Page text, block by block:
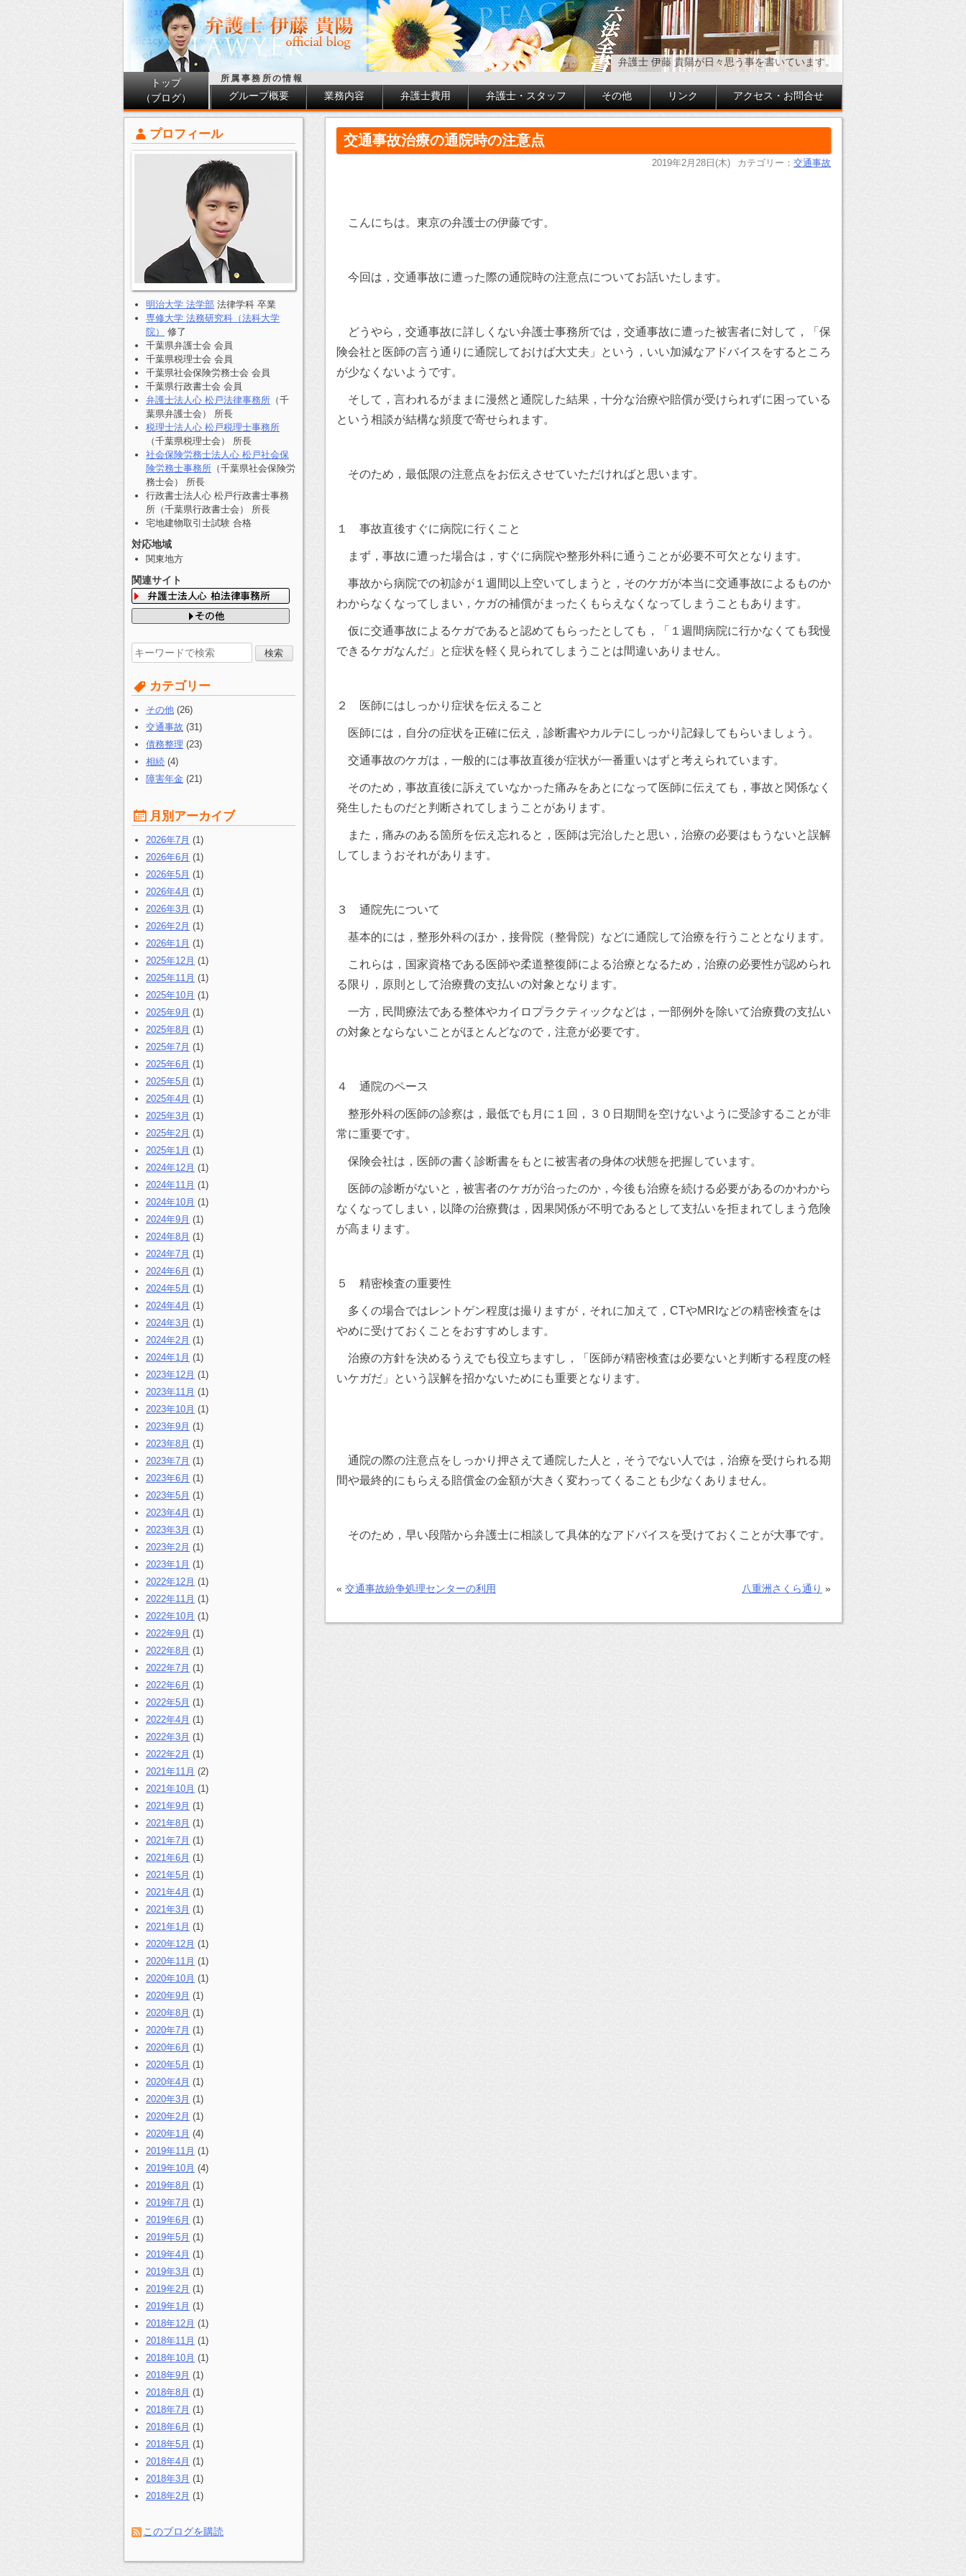
弁護士 伊藤 貴陽が日々思う事を書いています。
トップ
（ブログ）
所属事務所の情報
グループ概要 業務内容 弁護士費用 弁護士・スタッフ その他 リンク アクセス・お問合せ
交通事故治療の通院時の注意点
2019年2月28日(木) カテゴリー： 交通事故
こんにちは。東京の弁護士の伊藤です。
今回は，交通事故に遭った際の通院時の注意点についてお話いたします。
どうやら，交通事故に詳しくない弁護士事務所では，交通事故に遭った被害者に対して，「保
険会社と医師の言う通りに通院しておけば大丈夫」という，いい加減なアドバイスをするところ
が少なくないようです。
そして，言われるがままに漫然と通院した結果，十分な治療や賠償が受けられずに困っている
という相談が結構な頻度で寄せられます。
そのため，最低限の注意点をお伝えさせていただければと思います。
１ 事故直後すぐに病院に行くこと
まず，事故に遭った場合は，すぐに病院や整形外科に通うことが必要不可欠となります。
事故から病院での初診が１週間以上空いてしまうと，そのケガが本当に交通事故によるものか
わからなくなってしまい，ケガの補償がまったくもらえなくなってしまうこともあります。
仮に交通事故によるケガであると認めてもらったとしても，「１週間病院に行かなくても我慢
できるケガなんだ」と症状を軽く見られてしまうことは間違いありません。
２ 医師にはしっかり症状を伝えること
医師には，自分の症状を正確に伝え，診断書やカルテにしっかり記録してもらいましょう。
交通事故のケガは，一般的には事故直後が症状が一番重いはずと考えられています。
そのため，事故直後に訴えていなかった痛みをあとになって医師に伝えても，事故と関係なく
発生したものだと判断されてしまうことがあります。
また，痛みのある箇所を伝え忘れると，医師は完治したと思い，治療の必要はもうないと誤解
してしまうおそれがあります。
３ 通院先について
基本的には，整形外科のほか，接骨院（整骨院）などに通院して治療を行うこととなります。
これらは，国家資格である医師や柔道整復師による治療となるため，治療の必要性が認められ
る限り，原則として治療費の支払いの対象となります。
一方，民間療法である整体やカイロプラクティックなどは，一部例外を除いて治療費の支払い
の対象とならないことがほとんどなので，注意が必要です。
４ 通院のペース
整形外科の医師の診察は，最低でも月に１回，３０日期間を空けないように受診することが非
常に重要です。
保険会社は，医師の書く診断書をもとに被害者の身体の状態を把握しています。
医師の診断がないと，被害者のケガが治ったのか，今後も治療を続ける必要があるのかわから
なくなってしまい，以降の治療費は，因果関係が不明であるとして支払いを拒まれてしまう危険
が高まります。
５ 精密検査の重要性
多くの場合ではレントゲン程度は撮りますが，それに加えて，CTやMRIなどの精密検査をは
やめに受けておくことをおすすめします。
治療の方針を決めるうえでも役立ちますし，「医師が精密検査は必要ないと判断する程度の軽
いケガだ」という誤解を招かないためにも重要となります。
通院の際の注意点をしっかり押さえて通院した人と，そうでない人では，治療を受けられる期
間や最終的にもらえる賠償金の金額が大きく変わってくることも少なくありません。
そのため，早い段階から弁護士に相談して具体的なアドバイスを受けておくことが大事です。
« 交通事故紛争処理センターの利用 八重洲さくら通り »
プロフィール
明治大学 法学部 法律学科 卒業
専修大学 法務研究科（法科大学
院）
修了
千葉県弁護士会 会員
千葉県税理士会 会員
千葉県社会保険労務士会 会員
千葉県行政書士会 会員
弁護士法人心 松戸法律事務所 （千
葉県弁護士会） 所長
税理士法人心 松戸税理士事務所
（千葉県税理士会） 所長
社会保険労務士法人心 松戸社会保
険労務士事務所 （千葉県社会保険労
務士会） 所長
行政書士法人心 松戸行政書士事務
所（千葉県行政書士会） 所長
宅地建物取引士試験 合格
対応地域
関東地方
関連サイト
検
索
す
る:
カテゴリー
その他 (26)
交通事故 (31)
債務整理 (23)
相続 (4)
障害年金 (21)
月別アーカイブ
2026年7月 (1)
2026年6月 (1)
2026年5月 (1)
2026年4月 (1)
2026年3月 (1)
2026年2月 (1)
2026年1月 (1)
2025年12月 (1)
2025年11月 (1)
2025年10月 (1)
2025年9月 (1)
2025年8月 (1)
2025年7月 (1)
2025年6月 (1)
2025年5月 (1)
2025年4月 (1)
2025年3月 (1)
2025年2月 (1)
2025年1月 (1)
2024年12月 (1)
2024年11月 (1)
2024年10月 (1)
2024年9月 (1)
2024年8月 (1)
2024年7月 (1)
2024年6月 (1)
2024年5月 (1)
2024年4月 (1)
2024年3月 (1)
2024年2月 (1)
2024年1月 (1)
2023年12月 (1)
2023年11月 (1)
2023年10月 (1)
2023年9月 (1)
2023年8月 (1)
2023年7月 (1)
2023年6月 (1)
2023年5月 (1)
2023年4月 (1)
2023年3月 (1)
2023年2月 (1)
2023年1月 (1)
2022年12月 (1)
2022年11月 (1)
2022年10月 (1)
2022年9月 (1)
2022年8月 (1)
2022年7月 (1)
2022年6月 (1)
2022年5月 (1)
2022年4月 (1)
2022年3月 (1)
2022年2月 (1)
2021年11月 (2)
2021年10月 (1)
2021年9月 (1)
2021年8月 (1)
2021年7月 (1)
2021年6月 (1)
2021年5月 (1)
2021年4月 (1)
2021年3月 (1)
2021年1月 (1)
2020年12月 (1)
2020年11月 (1)
2020年10月 (1)
2020年9月 (1)
2020年8月 (1)
2020年7月 (1)
2020年6月 (1)
2020年5月 (1)
2020年4月 (1)
2020年3月 (1)
2020年2月 (1)
2020年1月 (4)
2019年11月 (1)
2019年10月 (4)
2019年8月 (1)
2019年7月 (1)
2019年6月 (1)
2019年5月 (1)
2019年4月 (1)
2019年3月 (1)
2019年2月 (1)
2019年1月 (1)
2018年12月 (1)
2018年11月 (1)
2018年10月 (1)
2018年9月 (1)
2018年8月 (1)
2018年7月 (1)
2018年6月 (1)
2018年5月 (1)
2018年4月 (1)
2018年3月 (1)
2018年2月 (1)
このブログを購読